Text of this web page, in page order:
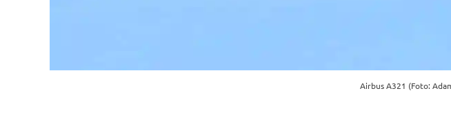
Airbus A321 (Foto: